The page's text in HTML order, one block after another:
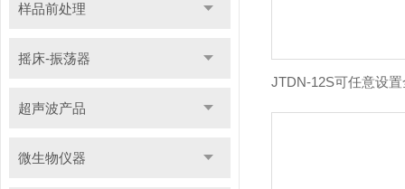
样品前处理
摇床-振荡器
超声波产品
微生物仪器